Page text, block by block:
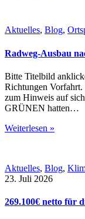
Aktuelles, Blog,
Radweg-Ausbau
Bitte Titelbild
Richtungen
zum Hinweis auf
GRÜNEN hatten…
Weiterlesen »
Aktuelles, Blog,
23. Juli 2026
269.100€ netto für